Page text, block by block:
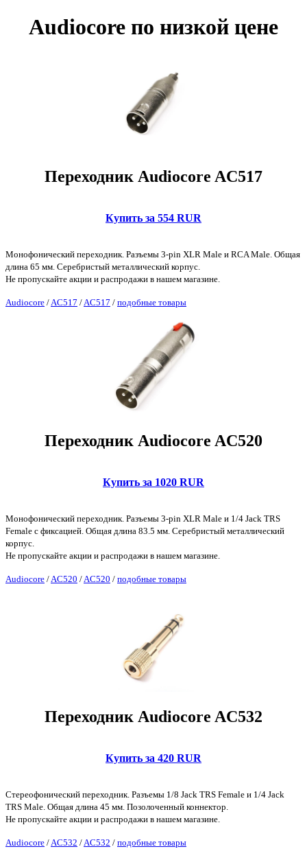
Audiocore по низкой цене
Переходник Audiocore AC517
Купить за 554 RUR
Монофонический переходник. Разъемы 3-pin XLR Male и RCA Male. Общая
длина 65 мм. Серебристый металлический корпус.
Не пропускайте акции и распродажи в нашем магазине.
Audiocore / AC517 / AC517 / подобные товары
Переходник Audiocore AC520
Купить за 1020 RUR
Монофонический переходник. Разъемы 3-pin XLR Male и 1/4 Jack TRS
Female с фиксацией. Общая длина 83.5 мм. Серебристый металлический
корпус.
Не пропускайте акции и распродажи в нашем магазине.
Audiocore / AC520 / AC520 / подобные товары
Переходник Audiocore AC532
Купить за 420 RUR
Стереофонический переходник. Разъемы 1/8 Jack TRS Female и 1/4 Jack
TRS Male. Общая длина 45 мм. Позолоченный коннектор.
Не пропускайте акции и распродажи в нашем магазине.
Audiocore /AC532 /AC532 / подобные товары